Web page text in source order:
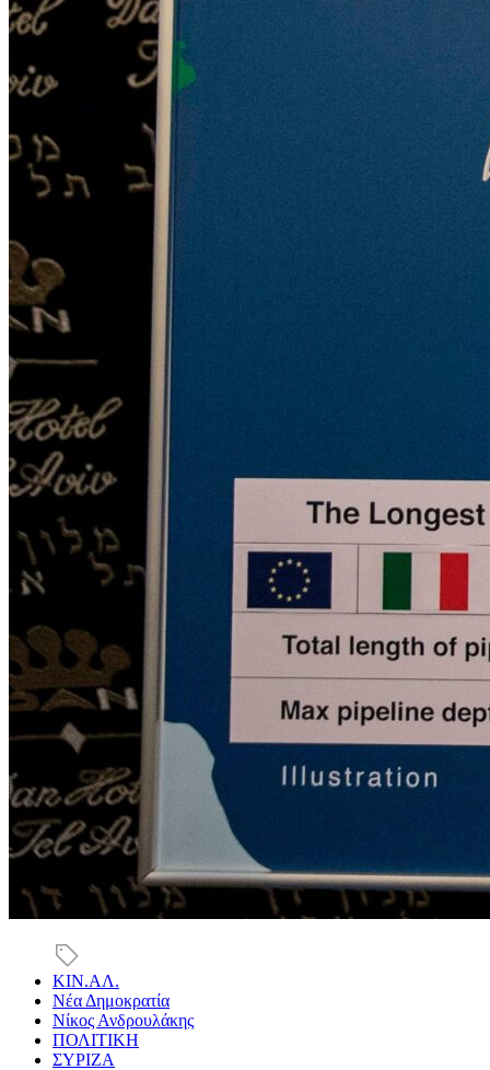
ΚΙΝ.ΑΛ.
Νέα Δημοκρατία
Νίκος Ανδρουλάκης
ΠΟΛΙΤΙΚΗ
ΣΥΡΙΖΑ